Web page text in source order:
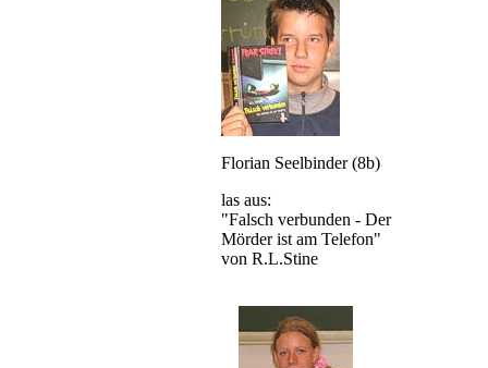
Florian Seelbinder (8b)
las aus:
"Falsch verbunden - Der
Mörder ist am Telefon"
von R.L.Stine